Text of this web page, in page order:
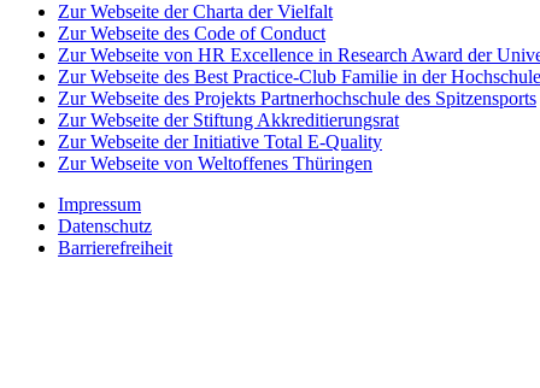
Zur Webseite der Charta der Vielfalt
Zur Webseite des Code of Conduct
Zur Webseite von HR Excellence in Research Award der
Zur Webseite des Best Practice-Club Familie in der Hochschule
Zur Webseite des Projekts Partnerhochschule des Spitzensports
Zur Webseite der Stiftung Akkreditierungsrat
Zur Webseite der Initiative Total E-Quality
Zur Webseite von Weltoffenes Thüringen
Impressum
Datenschutz
Barrierefreiheit